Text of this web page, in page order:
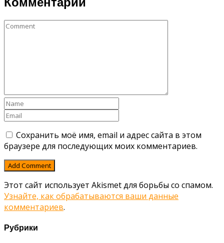
Сохранить моё имя, email и адрес сайта в этом
браузере для последующих моих комментариев.
Этот сайт использует Akismet для борьбы со спамом.
Узнайте, как обрабатываются ваши данные
комментариев.
Рубрики